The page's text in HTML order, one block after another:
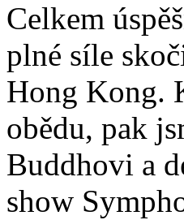
Celkem
plné síle
Hong Kong.
obědu, pak
Buddhovi a
show